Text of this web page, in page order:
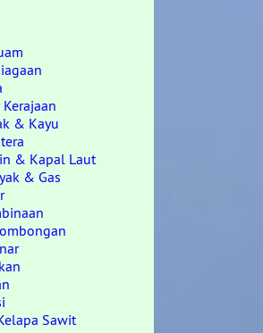
& Kayu
& Kapal Laut
& Gas
Sawit